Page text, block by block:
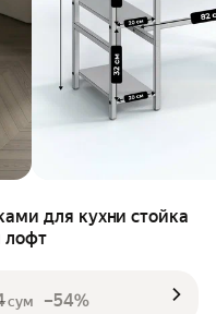
для кухни стойка
лофт
сум –54%